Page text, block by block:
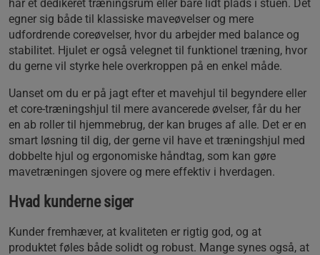
har et dedikeret træningsrum eller bare lidt plads i stuen. Det
egner sig både til klassiske maveøvelser og mere
udfordrende coreøvelser, hvor du arbejder med balance og
stabilitet. Hjulet er også velegnet til funktionel træning, hvor
du gerne vil styrke hele overkroppen på en enkel måde.
Uanset om du er på jagt efter et mavehjul til begyndere eller
et core-træningshjul til mere avancerede øvelser, får du her
en ab roller til hjemmebrug, der kan bruges af alle. Det er en
smart løsning til dig, der gerne vil have et træningshjul med
dobbelte hjul og ergonomiske håndtag, som kan gøre
mavetræningen sjovere og mere effektiv i hverdagen.
Hvad kunderne siger
Kunder fremhæver, at kvaliteten er rigtig god, og at
produktet føles både solidt og robust. Mange synes også, at